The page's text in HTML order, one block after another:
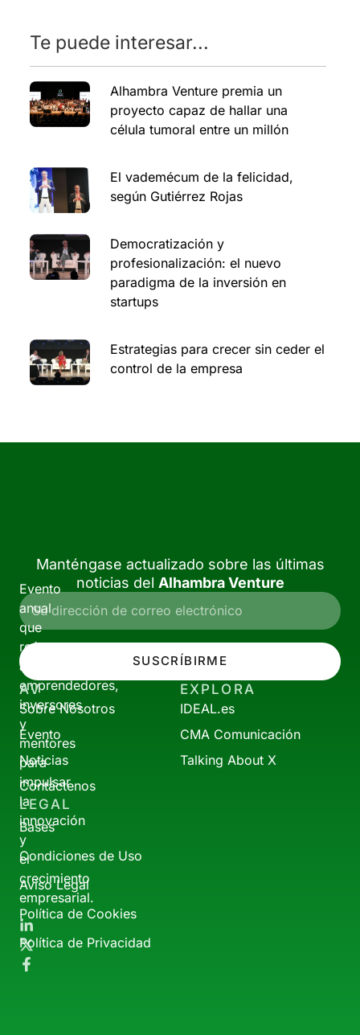
Te puede interesar...
Alhambra Venture premia un
proyecto capaz de hallar una
célula tumoral entre un millón
El vademécum de la felicidad,
según Gutiérrez Rojas
Democratización y
profesionalización: el nuevo
paradigma de la inversión en
startups
Estrategias para crecer sin ceder el
control de la empresa
Evento
anual
que
reúne
a
emprendedores,
inversores
y
mentores
para
impulsar
la
innovación
y
el
crecimiento
empresarial.
Manténgase actualizado sobre las últimas
noticias del Alhambra Venture
SUSCRÍBIRME
AV
Sobre Nosotros
Evento
Noticias
Contáctenos
EXPLORA
IDEAL.es
CMA Comunicación
Talking About X
LEGAL
Bases
Condiciones de Uso
Aviso Legal
Política de Cookies
Política de Privacidad